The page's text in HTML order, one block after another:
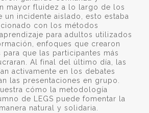
mayor fluidez a lo largo de los
un incidente aislado, esto estaba
con los métodos
para adultos utilizados
enfoques que crearon
que las participantes más
Al final del último día, las
activamente en los debates
las presentaciones en grupo.
cómo la metodología
de LEGS puede fomentar la
natural y solidaria.